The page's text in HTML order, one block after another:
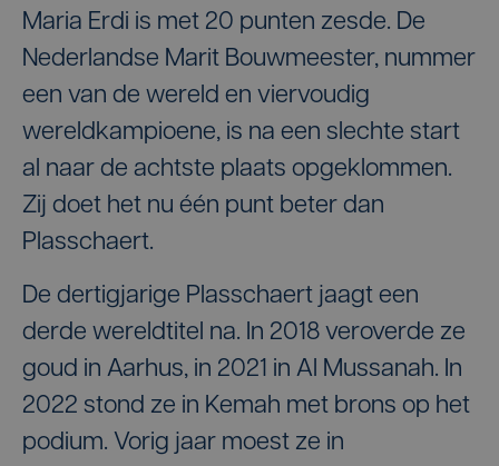
Maria Erdi is met 20 punten zesde. De
Nederlandse Marit Bouwmeester, nummer
een van de wereld en viervoudig
wereldkampioene, is na een slechte start
al naar de achtste plaats opgeklommen.
Zij doet het nu één punt beter dan
Plasschaert.
De dertigjarige Plasschaert jaagt een
derde wereldtitel na. In 2018 veroverde ze
goud in Aarhus, in 2021 in Al Mussanah. In
2022 stond ze in Kemah met brons op het
podium. Vorig jaar moest ze in